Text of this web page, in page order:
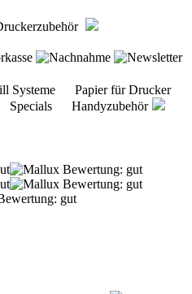
Systeme Papier für Drucker
Handyzubehör